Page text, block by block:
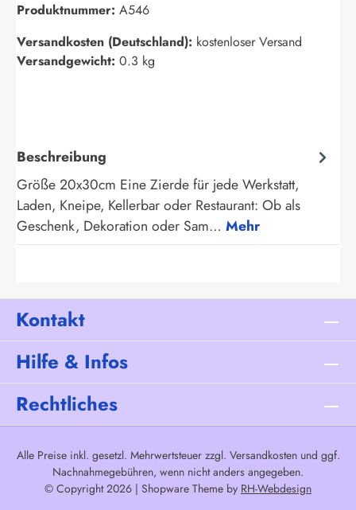
Produktnummer: A546
Versandkosten (Deutschland): kostenloser Versand
Versandgewicht: 0.3 kg
Beschreibung
Größe 20x30cm Eine Zierde für jede Werkstatt,
Laden, Kneipe, Kellerbar oder Restaurant: Ob als
Geschenk, Dekoration oder Sam… Mehr
Kontakt
Hilfe & Infos
Rechtliches
Alle Preise inkl. gesetzl. Mehrwertsteuer zzgl. Versandkostenund ggf.
Nachnahmegebühren, wenn nicht anders angegeben.
© Copyright 2026 | Shopware Theme by RH-Webdesign